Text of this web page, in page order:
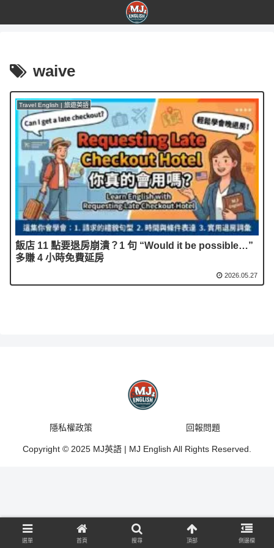
waive
Travel English | 旅遊英語
飯店 11 點要退房崩潰？1 句 “Would it be possible…”
多賺 4 小時免費延房
2026.05.27
隱私權政策 回報問題
Copyright © 2025 MJ英語 | MJ English All Rights Reserved.
選單 首頁 搜尋 頂部 側邊欄